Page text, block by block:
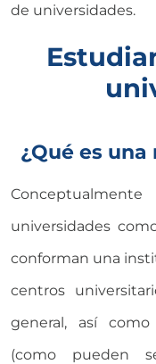
de universidades.
¿Qué es
universidades
conforman una
centros
general, así
(como pueden